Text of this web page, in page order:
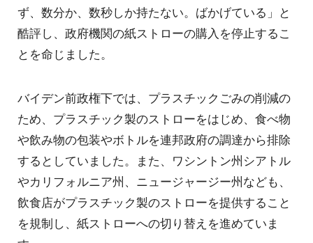
ず、数分か、数秒しか持たない。ばかげている」と
酷評し、政府機関の紙ストローの購入を停止するこ
とを命じました。
バイデン前政権下では、プラスチックごみの削減の
ため、プラスチック製のストローをはじめ、食べ物
や飲み物の包装やボトルを連邦政府の調達から排除
するとしていました。また、ワシントン州シアトル
やカリフォルニア州、ニュージャージー州なども、
飲食店がプラスチック製のストローを提供すること
を規制し、紙ストローへの切り替えを進めていま